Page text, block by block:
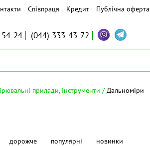
Співпраця Кредит Публічна оферта
24 (044) 333-43-72
прилади, інструменти Дальноміри
дорожче популярні новинки